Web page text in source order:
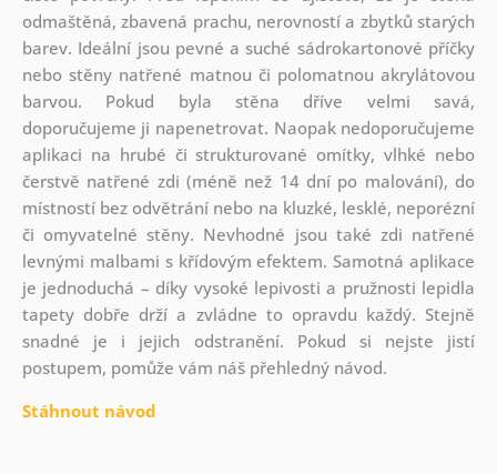
odmaštěná, zbavená prachu, nerovností a zbytků starých
barev. Ideální jsou pevné a suché sádrokartonové příčky
nebo stěny natřené matnou či polomatnou akrylátovou
barvou. Pokud byla stěna dříve velmi savá,
doporučujeme ji napenetrovat. Naopak nedoporučujeme
aplikaci na hrubé či strukturované omítky, vlhké nebo
čerstvě natřené zdi (méně než 14 dní po malování), do
místností bez odvětrání nebo na kluzké, lesklé, neporézní
či omyvatelné stěny. Nevhodné jsou také zdi natřené
levnými malbami s křídovým efektem. Samotná aplikace
je jednoduchá – díky vysoké lepivosti a pružnosti lepidla
tapety dobře drží a zvládne to opravdu každý. Stejně
snadné je i jejich odstranění. Pokud si nejste jistí
postupem, pomůže vám náš přehledný návod.
Stáhnout návod